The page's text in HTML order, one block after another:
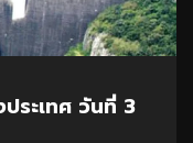
ระเทศ วันที่ 3